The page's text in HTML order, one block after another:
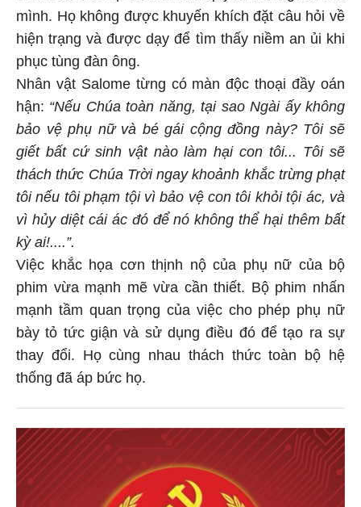
mình. Họ không được khuyến khích đặt câu hỏi về
hiện trạng và được dạy để tìm thấy niềm an ủi khi
phục tùng đàn ông.
Nhân vật Salome từng có màn độc thoại đầy oán
hận: “Nếu Chúa toàn năng, tại sao Ngài ấy không
bảo vệ phụ nữ và bé gái cộng đồng này? Tôi sẽ
giết bất cứ sinh vật nào làm hại con tôi... Tôi sẽ
thách thức Chúa Trời ngay khoảnh khắc trừng phạt
tôi nếu tôi phạm tội vì bảo vệ con tôi khỏi tội ác, và
vì hủy diệt cái ác đó để nó không thể hại thêm bất
kỳ ai!....”.
Việc khắc họa cơn thịnh nộ của phụ nữ của bộ
phim vừa mạnh mẽ vừa cần thiết. Bộ phim nhấn
mạnh tầm quan trọng của việc cho phép phụ nữ
bày tỏ tức giận và sử dụng điều đó để tạo ra sự
thay đổi. Họ cùng nhau thách thức toàn bộ hệ
thống đã áp bức họ.